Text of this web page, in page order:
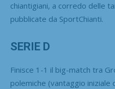
chiantigiani, a corredo delle
pubblicate da SportChianti.
SERIE D
Finisce 1-1 il big-match tra
polemiche (vantaggio iniziale